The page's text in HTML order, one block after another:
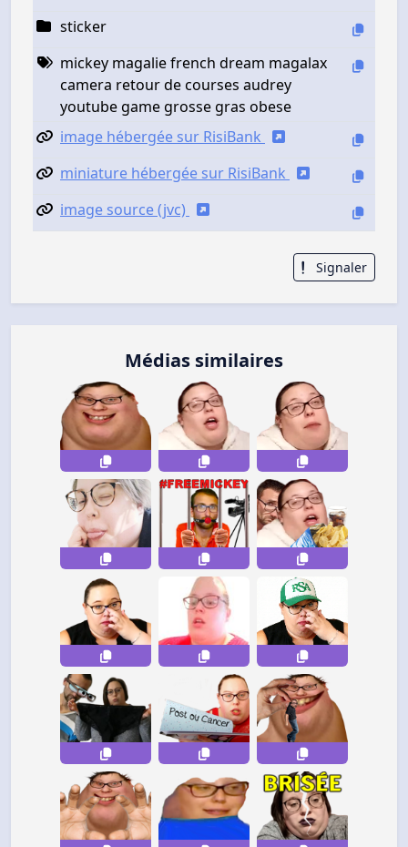
sticker
mickey magalie french dream magalax
camera retour de courses audrey
youtube game grosse gras obese
image hébergée sur RisiBank
miniature hébergée sur RisiBank
image source (jvc)
Signaler
Médias similaires